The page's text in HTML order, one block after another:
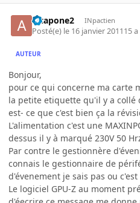
alcapone2 INpactien
Posté(e) le 16 janvier 201115 a
AUTEUR
Bonjour,
pour ce qui concerne ma carte
la petite etiquette qu'il y a collé
est- ce que c'est bien ça la
L'alimentation c'est une
dessus il y à marqué 230V 50
Par contre le gestionnère
connais le gestionnaire de
d'évenement je sais pas ou c'est
Le logiciel GPU-Z au moment